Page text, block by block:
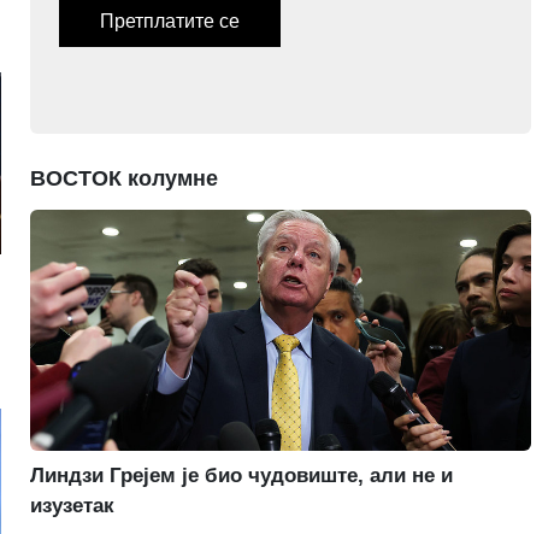
Претплатите се
ВОСТОК колумне
Линдзи Грејем је био чудовиште, али не и
изузетак